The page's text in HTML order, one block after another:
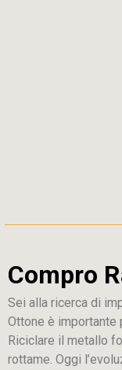
Compro
Sei alla ricerca di
Ottone è importante
Riciclare il metallo
rottame. Oggi